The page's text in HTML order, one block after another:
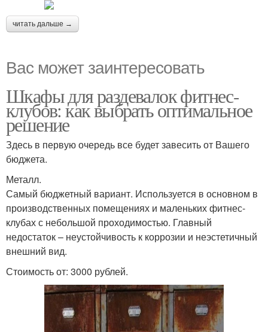
читать дальше →
Вас может заинтересовать
Шкафы для раздевалок фитнес-
клубов: как выбрать оптимальное
решение
Здесь в первую очередь все будет завесить от Вашего
бюджета.
Металл.
Самый бюджетный вариант. Используется в основном в
производственных помещениях и маленьких фитнес-
клубах с небольшой проходимостью. Главный
недостаток – неустойчивость к коррозии и неэстетичный
внешний вид.
Стоимость от: 3000 рублей.